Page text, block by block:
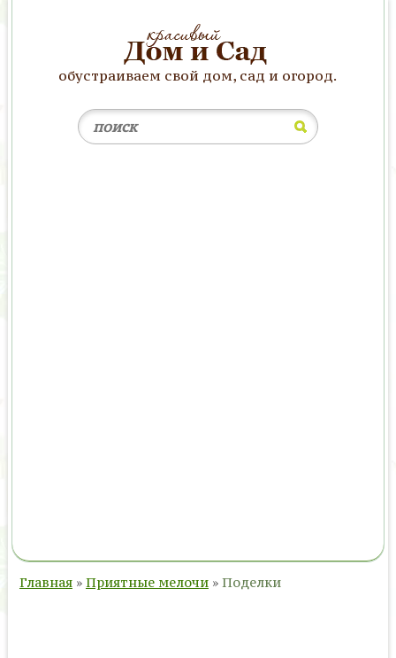
обустраиваем свой дом, сад и огород.
Главная » Приятные мелочи » Поделки